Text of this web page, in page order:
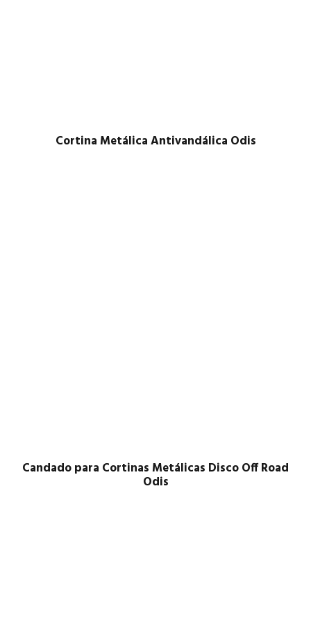
Cortina Metálica Antivandálica Odis
Candado para Cortinas Metálicas Disco Off Road
Odis